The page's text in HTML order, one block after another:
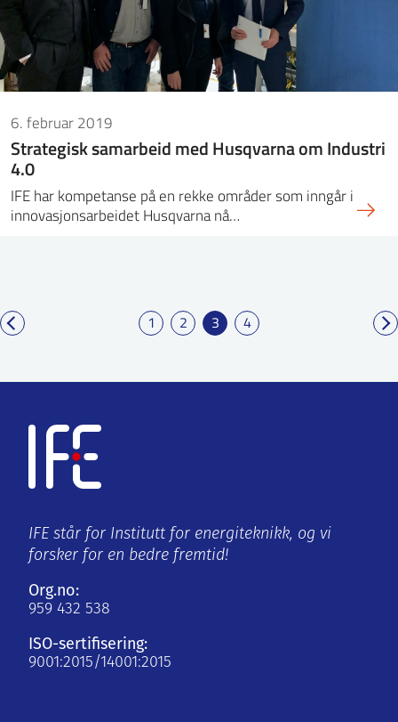
6. februar 2019
Strategisk samarbeid med Husqvarna om Industri
4.0
IFE har kompetanse på en rekke områder som inngår i
innovasjonsarbeidet Husqvarna nå…
1 2 3 4
IFE står for Institutt for energiteknikk, og vi
forsker for en bedre fremtid!
Org.no:
959 432 538
ISO-sertifisering:
9001:2015/14001:2015